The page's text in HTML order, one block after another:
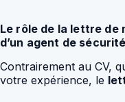
Le rôle de la lettre
d’un agent de sécurité
Contrairement au CV,
votre expérience, le